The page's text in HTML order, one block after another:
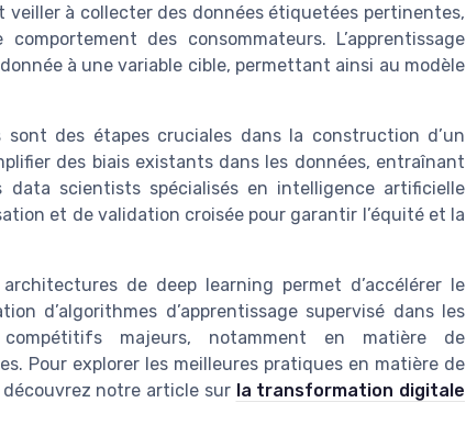
à collecter des données étiquetées pertinentes,
des consommateurs. L’apprentissage
à une variable cible, permettant ainsi au modèle
des étapes cruciales dans la construction d’un
des biais existants dans les données, entraînant
data scientists spécialisés en intelligence artificielle
et de validation croisée pour garantir l’équité et la
de deep learning permet d’accélérer le
d’algorithmes d’apprentissage supervisé dans les
majeurs, notamment en matière de
Pour explorer les meilleures pratiques en matière de
découvrez notre article sur la transformation digitale